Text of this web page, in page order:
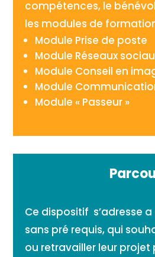
compétences, le
les modules de
Module Prise de poste
Module Réseaux
Module Conseil en
Module
Module « Passeur »
Ce dispositif s’adresse
sans pré requis, qui
ou retravailler leur projet